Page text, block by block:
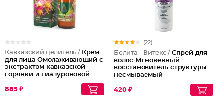
Кавказский целитель / Крем
для лица Омолаживающий с
экстрактом кавказской
горянки и гиалуроновой
885 ₽
(22)
Белита - Витекс / Спрей для
волос Мгновенный
восстановитель структуры
несмываемый
420 ₽